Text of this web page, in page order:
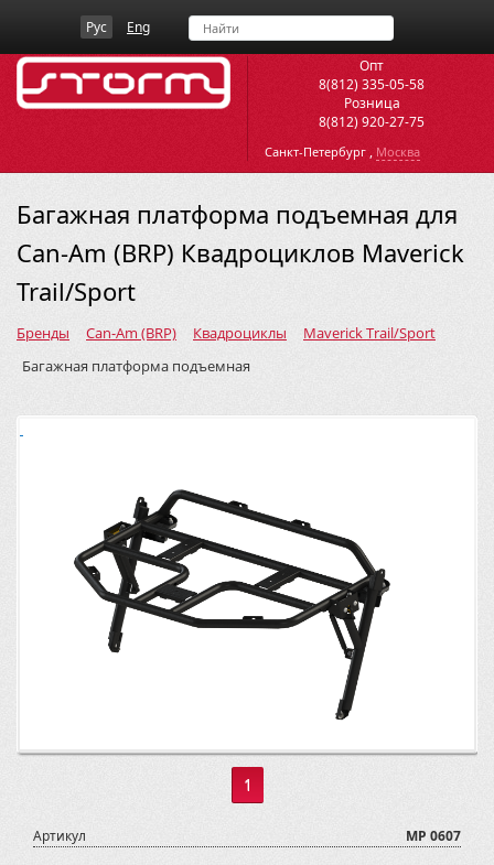
Рус Eng
Опт
8(812) 335-05-58
Розница
8(812) 920-27-75
Санкт-Петербург , Москва
Багажная платформа подъемная для
Can-Am (BRP) Квадроциклов Maverick
Trail/Sport
Бренды Can-Am (BRP) Квадроциклы
Maverick Trail/Sport
Багажная платформа подъемная
1
Артикул MP 0607